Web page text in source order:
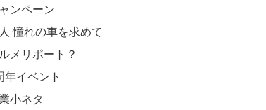
ンペーン
憧れの車を求めて
メリポート？
年イベント
小ネタ